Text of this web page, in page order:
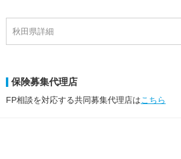
秋田県詳細
保険募集代理店
FP相談を対応する共同募集代理店はこちら